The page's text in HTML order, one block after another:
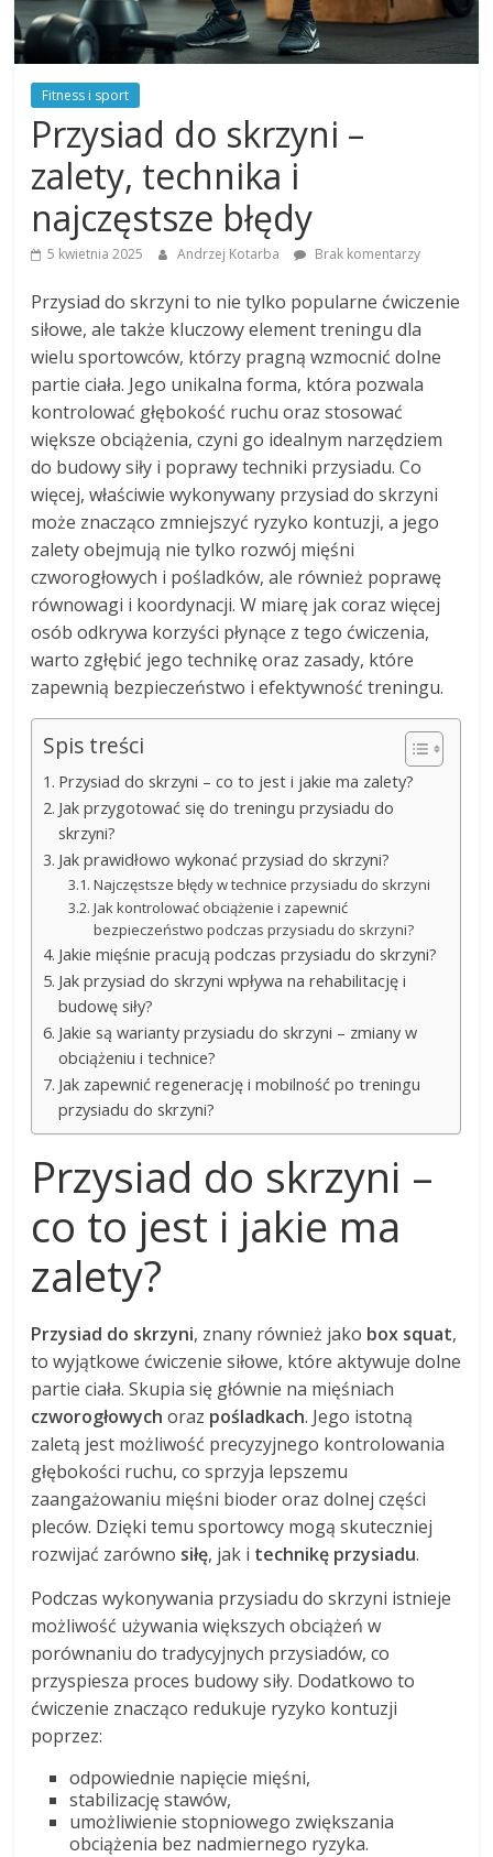
Fitness i sport
Przysiad do skrzyni –
zalety, technika i
najczęstsze błędy
5 kwietnia 2025 Andrzej Kotarba Brak komentarzy
Przysiad do skrzyni to nie tylko popularne ćwiczenie
siłowe, ale także kluczowy element treningu dla
wielu sportowców, którzy pragną wzmocnić dolne
partie ciała. Jego unikalna forma, która pozwala
kontrolować głębokość ruchu oraz stosować
większe obciążenia, czyni go idealnym narzędziem
do budowy siły i poprawy techniki przysiadu. Co
więcej, właściwie wykonywany przysiad do skrzyni
może znacząco zmniejszyć ryzyko kontuzji, a jego
zalety obejmują nie tylko rozwój mięśni
czworogłowych i pośladków, ale również poprawę
równowagi i koordynacji. W miarę jak coraz więcej
osób odkrywa korzyści płynące z tego ćwiczenia,
warto zgłębić jego technikę oraz zasady, które
zapewnią bezpieczeństwo i efektywność treningu.
Spis treści
Przysiad do skrzyni – co to jest i jakie ma zalety?
Jak przygotować się do treningu przysiadu do
skrzyni?
Jak prawidłowo wykonać przysiad do skrzyni?
Najczęstsze błędy w technice przysiadu do skrzyni
Jak kontrolować obciążenie i zapewnić
bezpieczeństwo podczas przysiadu do skrzyni?
Jakie mięśnie pracują podczas przysiadu do skrzyni?
Jak przysiad do skrzyni wpływa na rehabilitację i
budowę siły?
Jakie są warianty przysiadu do skrzyni – zmiany w
obciążeniu i technice?
Jak zapewnić regenerację i mobilność po treningu
przysiadu do skrzyni?
Przysiad do skrzyni –
co to jest i jakie ma
zalety?
Przysiad do skrzyni, znany również jako box squat,
to wyjątkowe ćwiczenie siłowe, które aktywuje dolne
partie ciała. Skupia się głównie na mięśniach
czworogłowych oraz pośladkach. Jego istotną
zaletą jest możliwość precyzyjnego kontrolowania
głębokości ruchu, co sprzyja lepszemu
zaangażowaniu mięśni bioder oraz dolnej części
pleców. Dzięki temu sportowcy mogą skuteczniej
rozwijać zarówno siłę, jak i technikę przysiadu.
Podczas wykonywania przysiadu do skrzyni istnieje
możliwość używania większych obciążeń w
porównaniu do tradycyjnych przysiadów, co
przyspiesza proces budowy siły. Dodatkowo to
ćwiczenie znacząco redukuje ryzyko kontuzji
poprzez:
odpowiednie napięcie mięśni,
stabilizację stawów,
umożliwienie stopniowego zwiększania
obciążenia bez nadmiernego ryzyka.